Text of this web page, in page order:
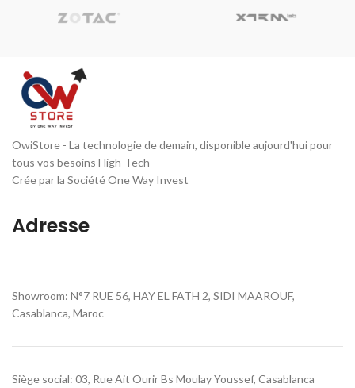
OwiStore - La technologie de demain, disponible aujourd'hui pour
tous vos besoins High-Tech
Crée par la Société One Way Invest
Adresse
Showroom: N°7 RUE 56, HAY EL FATH 2, SIDI MAAROUF,
Casablanca, Maroc
Siège social: 03, Rue Ait Ourir Bs Moulay Youssef, Casablanca